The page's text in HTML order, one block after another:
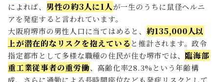
によれば、 男性の約3人に1人が一生のうちに鼠径ヘルニ
アを発症すると言われています。
大阪府堺市の男性人口に当てはめると、 約135,000人以
上が潜在的なリスクを抱えている と推計されます。政令
指定都市として多様な職種の住民が住む堺市では、 臨海部
重工業従事者の重労働、高齢化率28.3%という年齢構
成、さらに通勤による長時間座位なども発症リスクとして